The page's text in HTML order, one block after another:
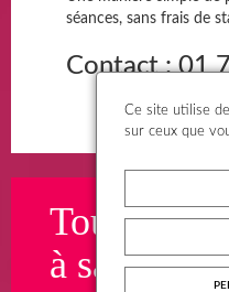
séances, sans frais de
Contact : 01
Toutes les
à savoir
Ce site utilise
sur ceux que